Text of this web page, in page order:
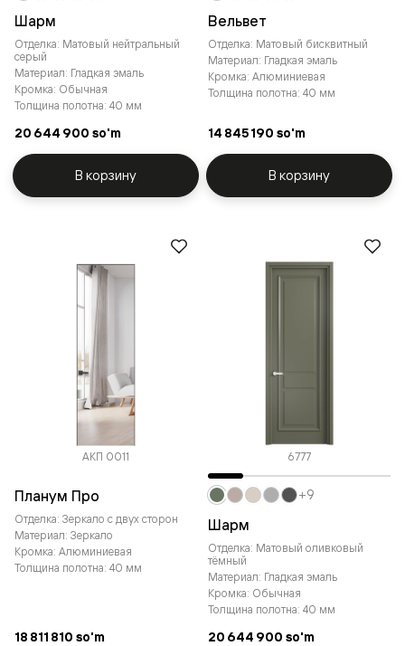
Шарм
Отделка: Матовый нейтральный
серый
Материал: Гладкая эмаль
Кромка: Обычная
Толщина полотна: 40 мм
20 644 900 so'm
В корзину
Вельвет
Отделка: Матовый бисквитный
Материал: Гладкая эмаль
Кромка: Алюминиевая
Толщина полотна: 40 мм
14 845 190 so'm
В корзину
АКП 0011
Планум Про
Отделка: Зеркало с двух сторон
Материал: Зеркало
Кромка: Алюминиевая
Толщина полотна: 40 мм
18 811 810 so'm
6777
Шарм
Отделка: Матовый оливковый
тёмный
Материал: Гладкая эмаль
Кромка: Обычная
Толщина полотна: 40 мм
20 644 900 so'm
+9